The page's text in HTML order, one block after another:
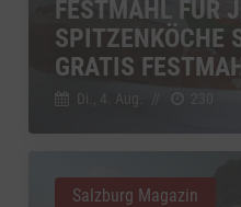
FESTMAHL FÜR
SPITZENKÖCHE
GRATIS
Di., 4. Aug.
Salzburg Magazin